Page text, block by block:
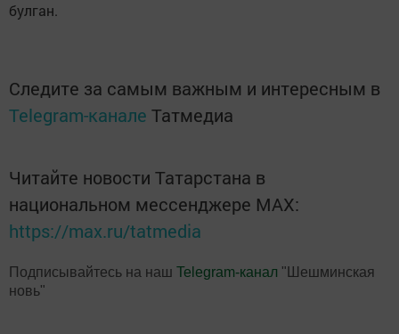
булган.
Следите за самым важным и интересным в
Telegram-канале Татмедиа
Читайте новости Татарстана в
национальном мессенджере MАХ:
https://max.ru/tatmedia
Подписывайтесь на наш Telegram-канал "Шешминская
новь"